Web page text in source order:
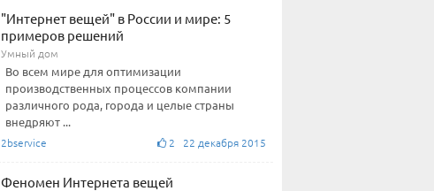
"Интернет вещей" в России и мире: 5
примеров решений
Умный дом
Во всем мире для оптимизации
производственных процессов компании
различного рода, города и целые страны
внедряют ...
2bservice 2 22 декабря 2015
Феномен Интернета вещей